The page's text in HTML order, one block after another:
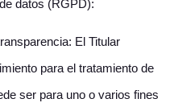
datos (RGPD):
El Titular
para el tratamiento de
ser para uno o varios fines